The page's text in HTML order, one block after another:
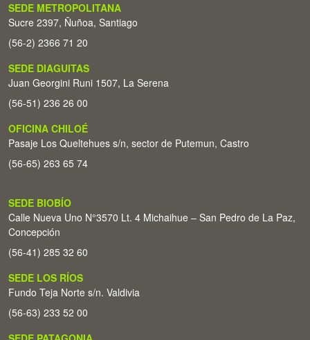
SEDE METROPOLITANA
Sucre 2397, Ñuñoa, Santiago
(56-2) 2366 71 20
SEDE DIAGUITAS
Juan Georgini Runi 1507, La Serena
(56-51) 236 26 00
OFICINA CHILOÉ
Pasaje Los Queltehues s/n, sector de Putemun, Castro
(56-65) 263 65 74
SEDE BIOBÍO
Calle Nueva Uno N°3570 Lt. 4 Michaihue – San Pedro de La Paz,
Concepción
(56-41) 285 32 60
SEDE LOS RÍOS
Fundo Teja Norte s/n. Valdivia
(56-63) 233 52 00